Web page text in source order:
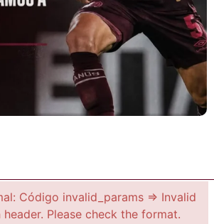
Código invalid_params => Invalid
Please check the format.